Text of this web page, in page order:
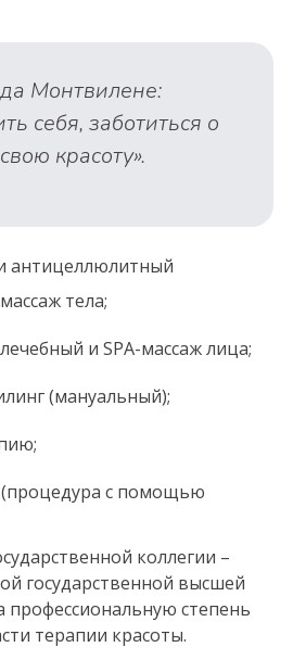
Монтвилене:
себя, заботиться о
красоту».
антицеллюлитный
тела;
и SPA-массаж лица;
(мануальный);
с помощью
коллегии –
государственной высшей
профессиональную степень
терапии красоты.